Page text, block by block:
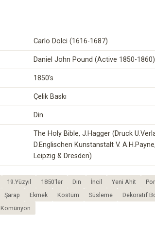
Carlo Dolci (1616-1687)
Daniel John Pound (Active 1850-1860)
1850's
Çelik Baskı
Din
The Holy Bible, J.Hagger (Druck
D.Englischen Kunstanstalt V. A.H.Payne,
Leipzig & Dresden)
19.Yüzyıl 1850'ler Din İncil Yeni Ahit
Şarap Ekmek Kostüm Süsleme
Dekoratif
Komünyon